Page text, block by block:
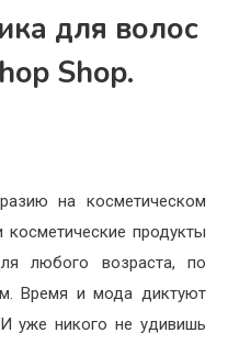
для волос
Shop.
на косметическом
продукты
любого возраста, по
Время и мода диктуют
уже никого не удивишь